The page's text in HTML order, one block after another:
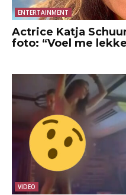
ENTERTAINMENT
Actrice Katja
foto: “Voel me
VIDEO